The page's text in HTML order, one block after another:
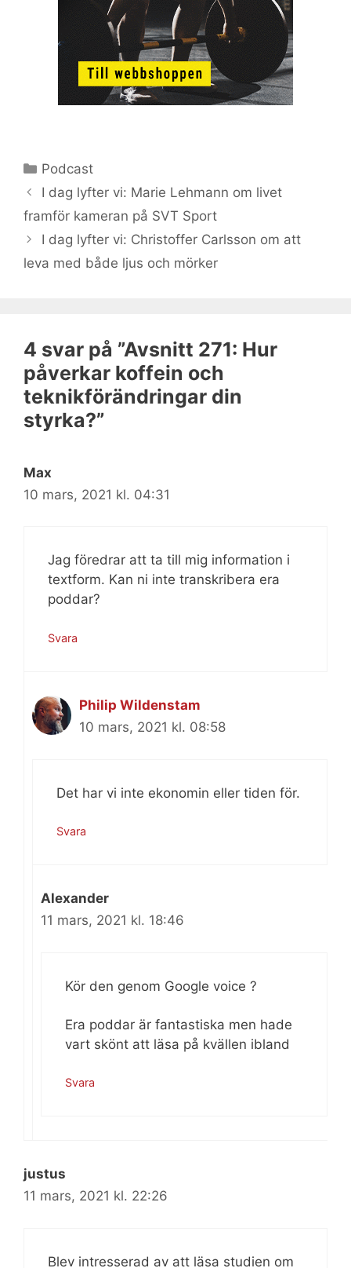
Kategorier
Podcast
I dag lyfter vi: Marie Lehmann om livet
framför kameran på SVT Sport
I dag lyfter vi: Christoffer Carlsson om att
leva med både ljus och mörker
4 svar på ”Avsnitt 271: Hur
påverkar koffein och
teknikförändringar din
styrka?”
Max
10 mars, 2021 kl. 04:31
Jag föredrar att ta till mig information i
textform. Kan ni inte transkribera era
poddar?
Svara
Philip Wildenstam
10 mars, 2021 kl. 08:58
Det har vi inte ekonomin eller tiden för.
Svara
Alexander
11 mars, 2021 kl. 18:46
Kör den genom Google voice ?
Era poddar är fantastiska men hade
vart skönt att läsa på kvällen ibland
Svara
justus
11 mars, 2021 kl. 22:26
Blev intresserad av att läsa studien om